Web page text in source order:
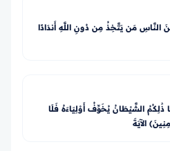
النَّاسِ مَن يَتَّخِذُ مِن دُونِ اللَّهِ أَندَادًا
ذَٰلِكُمُ الشَّيْطَانُ يُخَوِّفُ أَوْلِيَاءَهُ فَلَا
الآيَةَ